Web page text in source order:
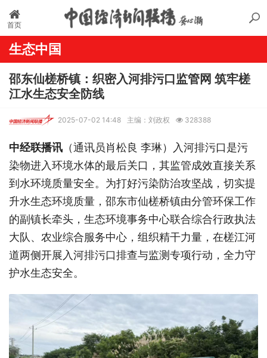
首页
生态中国
邵东仙槎桥镇：织密入河排污口监管网 筑牢槎
江水生态安全防线
2025-07-02 14:48 主编：刘政权 328388
中经联播讯 （通讯员肖松良 李琳）入河排污口是污
染物进入环境水体的最后关口，其监管成效直接关系
到水环境质量安全。为打好污染防治攻坚战，切实提
升水生态环境质量，邵东市仙槎桥镇由分管环保工作
的副镇长牵头，生态环境事务中心联合综合行政执法
大队、农业综合服务中心，组织精干力量，在槎江河
道两侧开展入河排污口排查与监测专项行动，全力守
护水生态安全。